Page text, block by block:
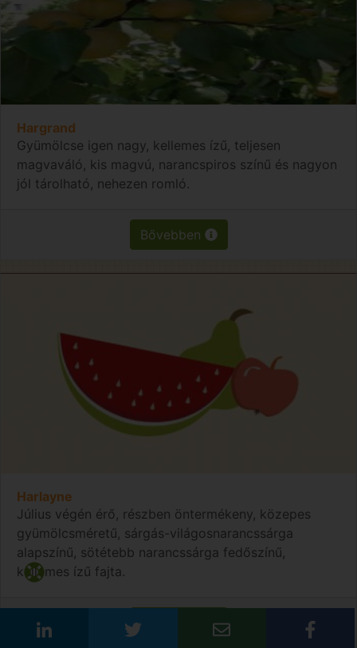
Hargrand
Gyümölcse igen nagy, kellemes ízű, teljesen
magvaváló, kis magvú, narancspiros színű és nagyon
jól tárolható, nehezen romló.
Bővebben
Harlayne
Július végén érő, részben öntermékeny, közepes
gyümölcsméretű, sárgás-világosnarancssárga
alapszínű, sötétebb narancssárga fedőszínű,
kellemes ízű fajta.
Bővebben